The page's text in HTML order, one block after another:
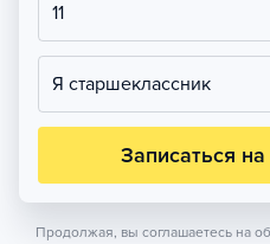
11
Я старшеклассник
Записаться
Продолжая, вы соглашаетесь на